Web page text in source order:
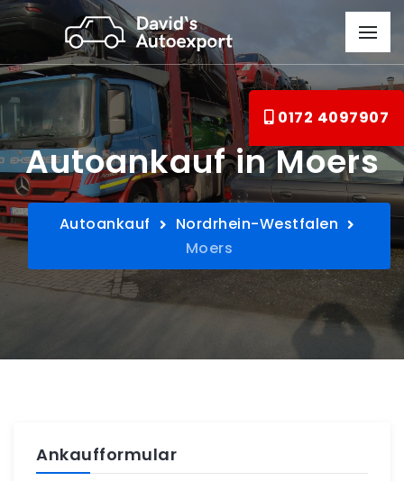
0172 4097907
Autoankauf in Moers
Autoankauf
Nordrhein-Westfalen
Moers
Ankaufformular